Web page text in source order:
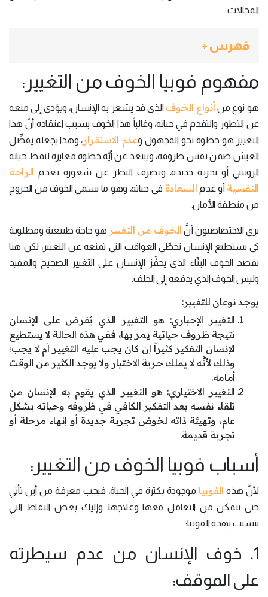
المجالات.
فهرس +
مفهوم فوبيا الخوف من التغيير:
هو نوع من أنواع الخوف الذي قد يشعر به الإنسان، ويؤدي إلى منعه
عن التطور والتقدم في حياته، وغالباً هذا الخوف بسبب اعتقاده أنَّ هذا
التغيير هو خطوة نحو المجهول وعدم الاستقرار، وهذا يجعله يفضِّل
العيش ضمن نفس ظروفه، ويبتعد عن أيَّة خطوة مغايرة لنمط حياته
الروتيني أو تجربة جديدة، وبصرف النظر عن شعوره بعدم الراحة
النفسية أو عدم السعادة في حياته، وهو ما يسمى الخوف من الخروج
من منطقة الأمان.
يرى الاختصاصيون أنَّ الخوف من التغيير هو حاجة طبيعية ومطلوبة
كي يستطيع الإنسان تخطِّي العواقب التي تمنعه عن التغيير، لكن هنا
نقصد الخوف البنَّاء الذي يحفِّز الإنسان على التغيير الصحيح والمفيد
وليس الخوف الذي يدفعه إلى الخلف.
يوجد نوعان للتغيير:
التغيير الإجباري: هو التغيير الذي يُفرض على الإنسان
نتيجة ظروف حياتية يمر بها، ففي هذه الحالة لا يستطيع
الإنسان التفكير كثيراً إن كان يجب عليه التغيير أم لا يجب؛
وذلك لأنَّه لا يملك حرية الاختيار ولا يوجد الكثير من الوقت
أمامه.
التغيير الاختياري: هو التغيير الذي يقوم به الإنسان من
تلقاء نفسه بعد التفكير الكافي في ظروفه وحياته بشكل
عام، وتهيئة ذاته لخوض تجربة جديدة أو إنهاء مرحلة أو
تجربة قديمة.
أسباب فوبيا الخوف من التغيير:
لأنَّ هذه الفوبيا موجودة بكثرة في الحياة، فيجب معرفة من أين تأتي
حتى نتمكن من التعامل معها وعلاجها، وإليك بعض النقاط التي
تتسبب بهذه الفوبيا:
1. خوف الإنسان من عدم سيطرته
على الموقف: